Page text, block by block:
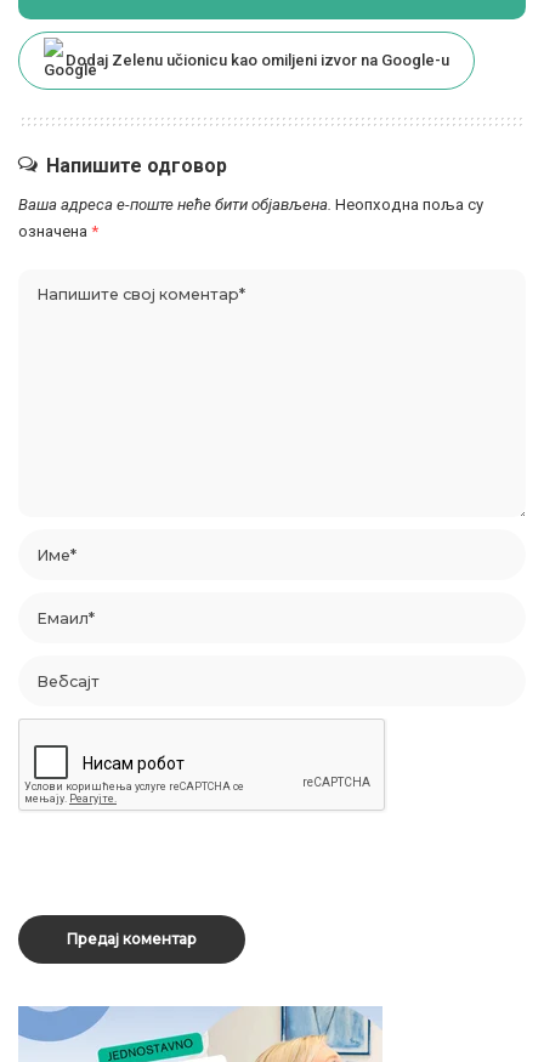
Dodaj Zelenu učionicu kao omiljeni izvor na Google-u
Напишите одговор
Ваша адреса е-поште неће бити објављена. Неопходна поља су
означена *